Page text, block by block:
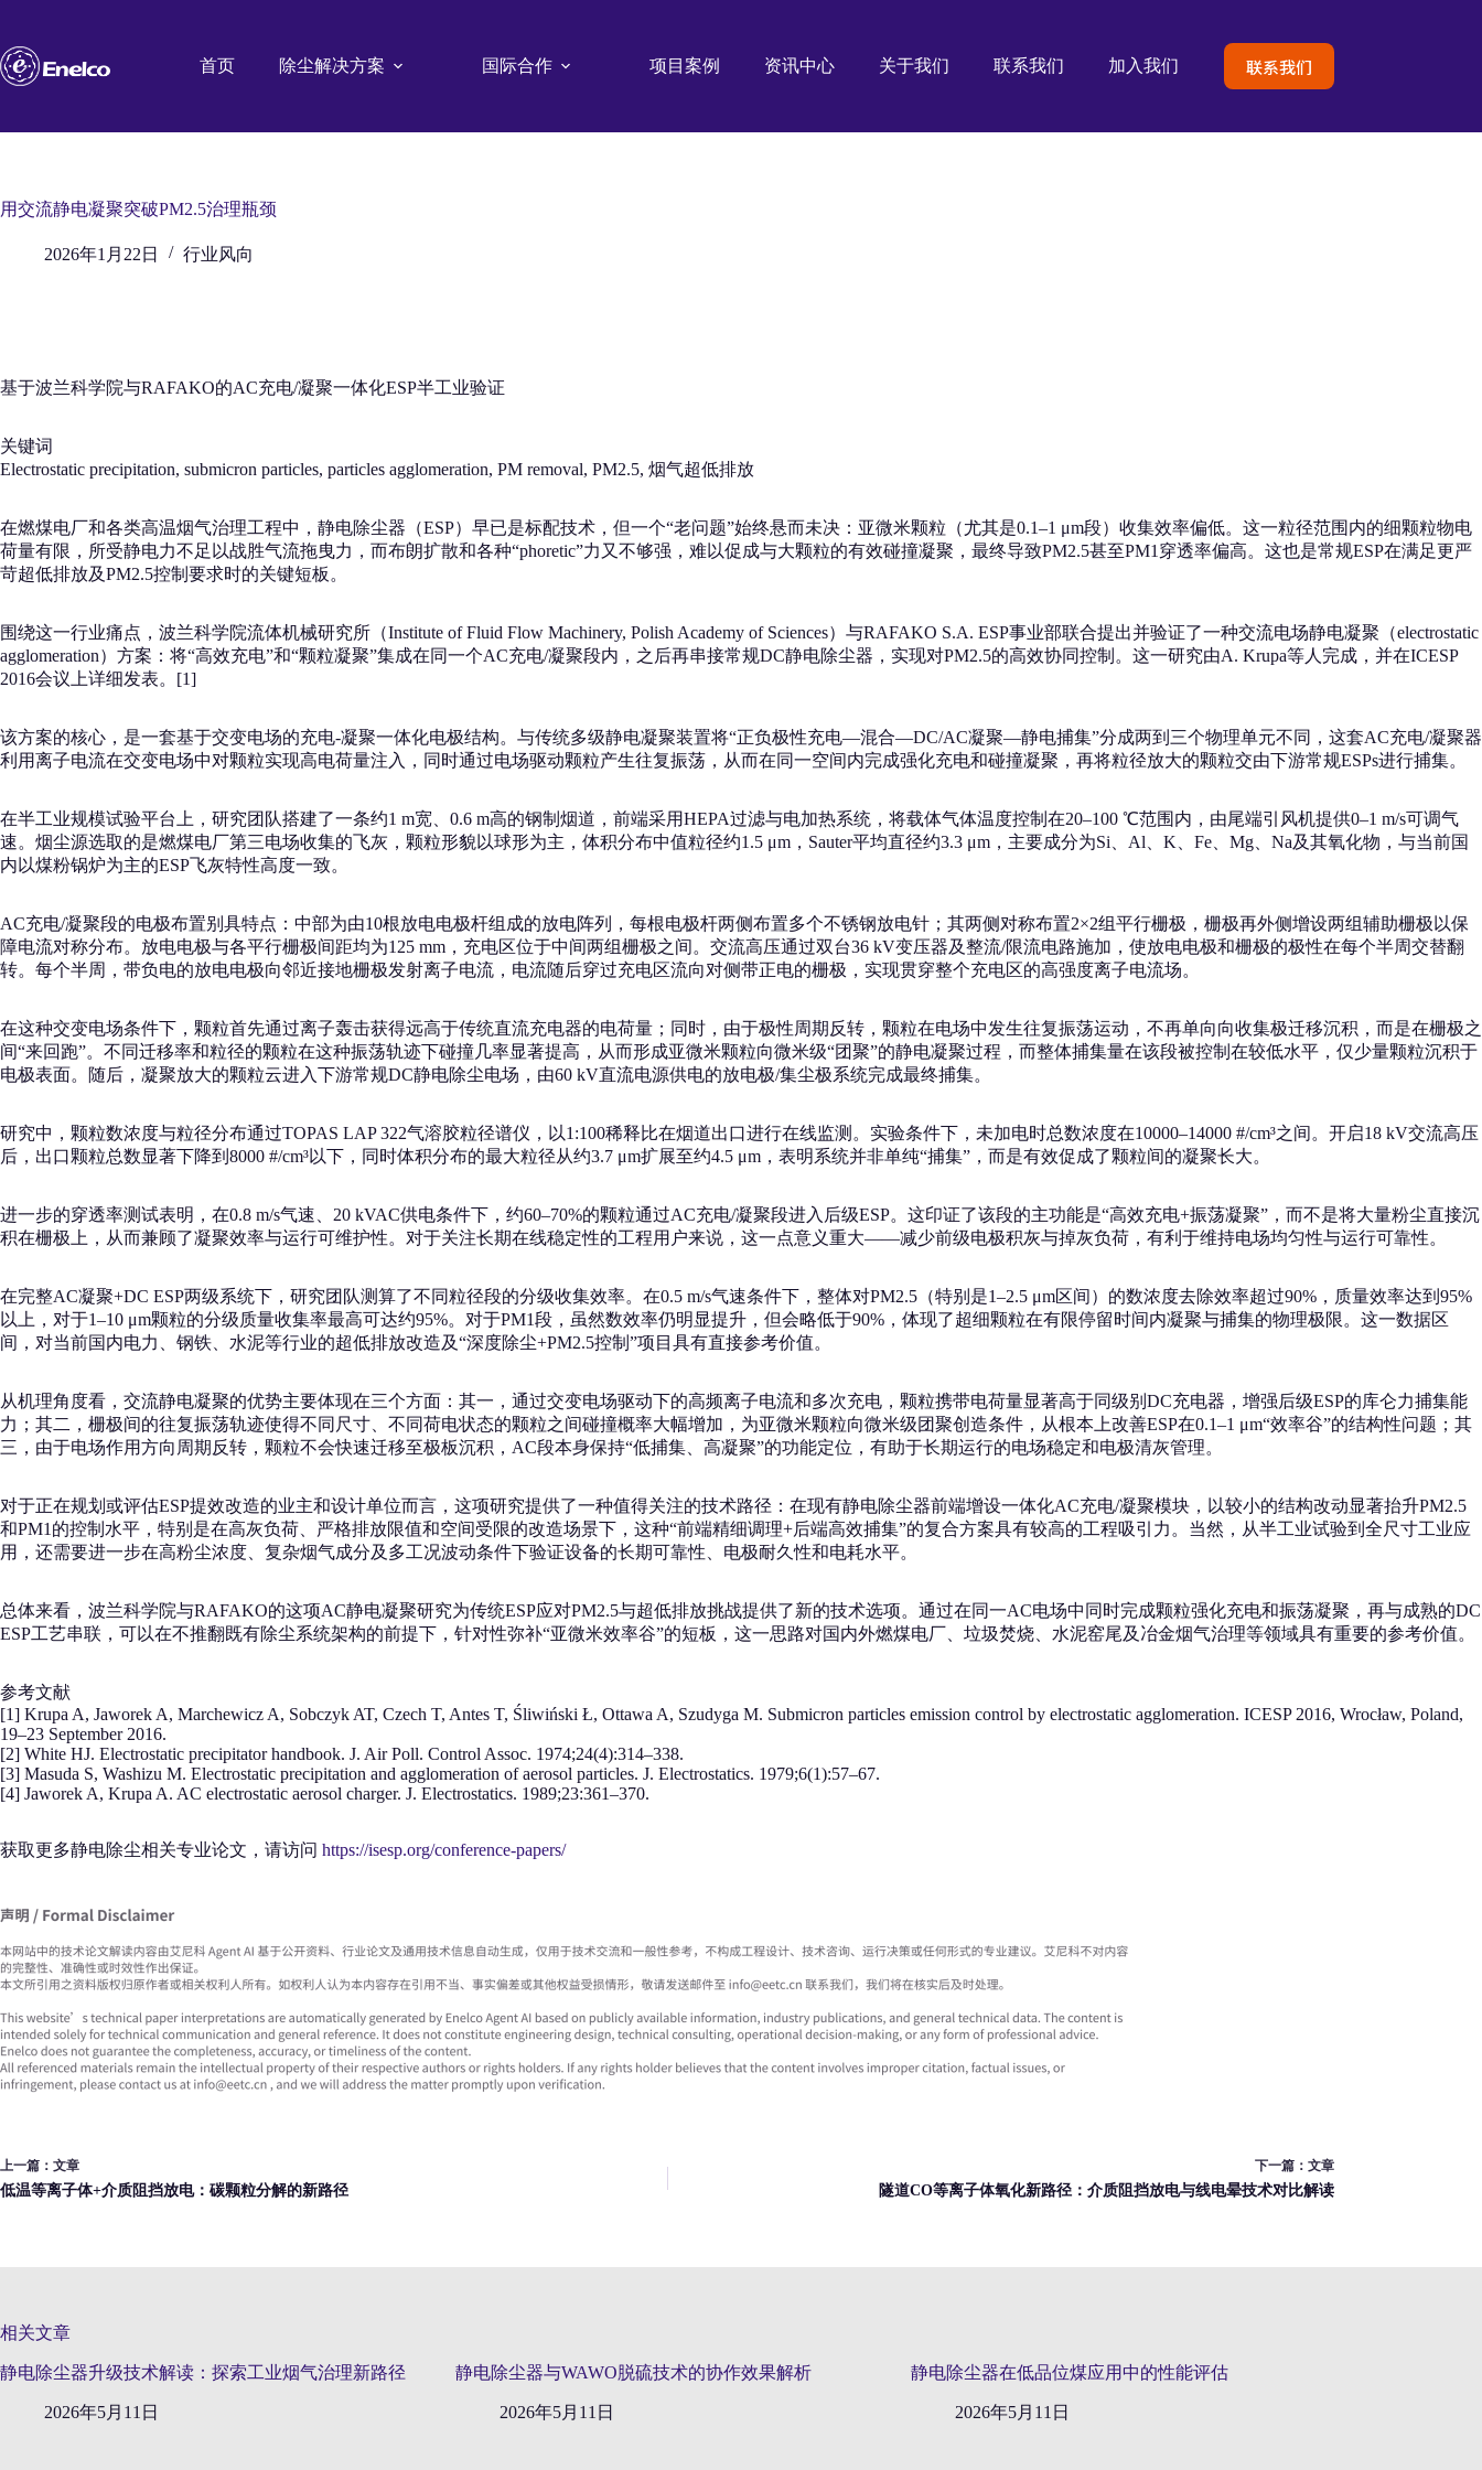
内
容
首页 除尘解决方案 国际合作 项目案例 资讯中心 关于我们 联系我们 加入我们 联系我们
用交流静电凝聚突破PM2.5治理瓶颈
2026年1月22日 行业风向
基于波兰科学院与RAFAKO的AC充电/凝聚一体化ESP半工业验证
关键词
Electrostatic precipitation, submicron particles, particles agglomeration, PM removal, PM2.5, 烟气超低排放
在燃煤电厂和各类高温烟气治理工程中，静电除尘器（ESP）早已是标配技术，但一个“老问题”始终悬而未决：亚微米颗粒（尤其是0.1–1 μm段）收集效率偏低。这一粒径范围内的细颗粒物电
荷量有限，所受静电力不足以战胜气流拖曳力，而布朗扩散和各种“phoretic”力又不够强，难以促成与大颗粒的有效碰撞凝聚，最终导致PM2.5甚至PM1穿透率偏高。这也是常规ESP在满足更严
苛超低排放及PM2.5控制要求时的关键短板。
围绕这一行业痛点，波兰科学院流体机械研究所（Institute of Fluid Flow Machinery, Polish Academy of Sciences）与RAFAKO S.A. ESP事业部联合提出并验证了一种交流电场静电凝聚（electrostatic
agglomeration）方案：将“高效充电”和“颗粒凝聚”集成在同一个AC充电/凝聚段内，之后再串接常规DC静电除尘器，实现对PM2.5的高效协同控制。这一研究由A. Krupa等人完成，并在ICESP
2016会议上详细发表。[1]
该方案的核心，是一套基于交变电场的充电-凝聚一体化电极结构。与传统多级静电凝聚装置将“正负极性充电—混合—DC/AC凝聚—静电捕集”分成两到三个物理单元不同，这套AC充电/凝聚器
利用离子电流在交变电场中对颗粒实现高电荷量注入，同时通过电场驱动颗粒产生往复振荡，从而在同一空间内完成强化充电和碰撞凝聚，再将粒径放大的颗粒交由下游常规ESPs进行捕集。
在半工业规模试验平台上，研究团队搭建了一条约1 m宽、0.6 m高的钢制烟道，前端采用HEPA过滤与电加热系统，将载体气体温度控制在20–100 ℃范围内，由尾端引风机提供0–1 m/s可调气
速。烟尘源选取的是燃煤电厂第三电场收集的飞灰，颗粒形貌以球形为主，体积分布中值粒径约1.5 μm，Sauter平均直径约3.3 μm，主要成分为Si、Al、K、Fe、Mg、Na及其氧化物，与当前国
内以煤粉锅炉为主的ESP飞灰特性高度一致。
AC充电/凝聚段的电极布置别具特点：中部为由10根放电电极杆组成的放电阵列，每根电极杆两侧布置多个不锈钢放电针；其两侧对称布置2×2组平行栅极，栅极再外侧增设两组辅助栅极以保
障电流对称分布。放电电极与各平行栅极间距均为125 mm，充电区位于中间两组栅极之间。交流高压通过双台36 kV变压器及整流/限流电路施加，使放电电极和栅极的极性在每个半周交替翻
转。每个半周，带负电的放电电极向邻近接地栅极发射离子电流，电流随后穿过充电区流向对侧带正电的栅极，实现贯穿整个充电区的高强度离子电流场。
在这种交变电场条件下，颗粒首先通过离子轰击获得远高于传统直流充电器的电荷量；同时，由于极性周期反转，颗粒在电场中发生往复振荡运动，不再单向向收集极迁移沉积，而是在栅极之
间“来回跑”。不同迁移率和粒径的颗粒在这种振荡轨迹下碰撞几率显著提高，从而形成亚微米颗粒向微米级“团聚”的静电凝聚过程，而整体捕集量在该段被控制在较低水平，仅少量颗粒沉积于
电极表面。随后，凝聚放大的颗粒云进入下游常规DC静电除尘电场，由60 kV直流电源供电的放电极/集尘极系统完成最终捕集。
研究中，颗粒数浓度与粒径分布通过TOPAS LAP 322气溶胶粒径谱仪，以1:100稀释比在烟道出口进行在线监测。实验条件下，未加电时总数浓度在10000–14000 #/cm³之间。开启18 kV交流高压
后，出口颗粒总数显著下降到8000 #/cm³以下，同时体积分布的最大粒径从约3.7 μm扩展至约4.5 μm，表明系统并非单纯“捕集”，而是有效促成了颗粒间的凝聚长大。
进一步的穿透率测试表明，在0.8 m/s气速、20 kVAC供电条件下，约60–70%的颗粒通过AC充电/凝聚段进入后级ESP。这印证了该段的主功能是“高效充电+振荡凝聚”，而不是将大量粉尘直接沉
积在栅极上，从而兼顾了凝聚效率与运行可维护性。对于关注长期在线稳定性的工程用户来说，这一点意义重大——减少前级电极积灰与掉灰负荷，有利于维持电场均匀性与运行可靠性。
在完整AC凝聚+DC ESP两级系统下，研究团队测算了不同粒径段的分级收集效率。在0.5 m/s气速条件下，整体对PM2.5（特别是1–2.5 μm区间）的数浓度去除效率超过90%，质量效率达到95%
以上，对于1–10 μm颗粒的分级质量收集率最高可达约95%。对于PM1段，虽然数效率仍明显提升，但会略低于90%，体现了超细颗粒在有限停留时间内凝聚与捕集的物理极限。这一数据区
间，对当前国内电力、钢铁、水泥等行业的超低排放改造及“深度除尘+PM2.5控制”项目具有直接参考价值。
从机理角度看，交流静电凝聚的优势主要体现在三个方面：其一，通过交变电场驱动下的高频离子电流和多次充电，颗粒携带电荷量显著高于同级别DC充电器，增强后级ESP的库仑力捕集能
力；其二，栅极间的往复振荡轨迹使得不同尺寸、不同荷电状态的颗粒之间碰撞概率大幅增加，为亚微米颗粒向微米级团聚创造条件，从根本上改善ESP在0.1–1 μm“效率谷”的结构性问题；其
三，由于电场作用方向周期反转，颗粒不会快速迁移至极板沉积，AC段本身保持“低捕集、高凝聚”的功能定位，有助于长期运行的电场稳定和电极清灰管理。
对于正在规划或评估ESP提效改造的业主和设计单位而言，这项研究提供了一种值得关注的技术路径：在现有静电除尘器前端增设一体化AC充电/凝聚模块，以较小的结构改动显著抬升PM2.5
和PM1的控制水平，特别是在高灰负荷、严格排放限值和空间受限的改造场景下，这种“前端精细调理+后端高效捕集”的复合方案具有较高的工程吸引力。当然，从半工业试验到全尺寸工业应
用，还需要进一步在高粉尘浓度、复杂烟气成分及多工况波动条件下验证设备的长期可靠性、电极耐久性和电耗水平。
总体来看，波兰科学院与RAFAKO的这项AC静电凝聚研究为传统ESP应对PM2.5与超低排放挑战提供了新的技术选项。通过在同一AC电场中同时完成颗粒强化充电和振荡凝聚，再与成熟的DC
ESP工艺串联，可以在不推翻既有除尘系统架构的前提下，针对性弥补“亚微米效率谷”的短板，这一思路对国内外燃煤电厂、垃圾焚烧、水泥窑尾及冶金烟气治理等领域具有重要的参考价值。
参考文献
[1] Krupa A, Jaworek A, Marchewicz A, Sobczyk AT, Czech T, Antes T, Śliwiński Ł, Ottawa A, Szudyga M. Submicron particles emission control by electrostatic agglomeration. ICESP 2016, Wrocław, Poland,
19–23 September 2016.
[2] White HJ. Electrostatic precipitator handbook. J. Air Poll. Control Assoc. 1974;24(4):314–338.
[3] Masuda S, Washizu M. Electrostatic precipitation and agglomeration of aerosol particles. J. Electrostatics. 1979;6(1):57–67.
[4] Jaworek A, Krupa A. AC electrostatic aerosol charger. J. Electrostatics. 1989;23:361–370.
获取更多静电除尘相关专业论文，请访问 https://isesp.org/conference-papers/
上一篇： 文章
低温等离子体+介质阻挡放电：碳颗粒分解的新路径
下一篇： 文章
隧道CO等离子体氧化新路径：介质阻挡放电与线电晕技术对比解读
相关文章
静电除尘器升级技术解读：探索工业烟气治理新路径
2026年5月11日
静电除尘器与WAWO脱硫技术的协作效果解析
2026年5月11日
静电除尘器在低品位煤应用中的性能评估
2026年5月11日